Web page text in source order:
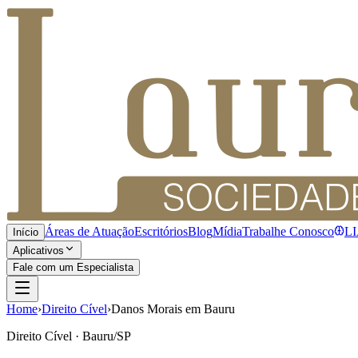
Início Áreas de AtuaçãoEscritóriosBlogMídiaTrabalhe Conosco
Aplicativos
Fale com um Especialista
Home›Direito Cível›Danos Morais em Bauru
Direito Cível · Bauru/SP